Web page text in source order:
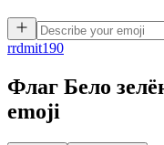
rrdmit190
Флаг Бело
emoji